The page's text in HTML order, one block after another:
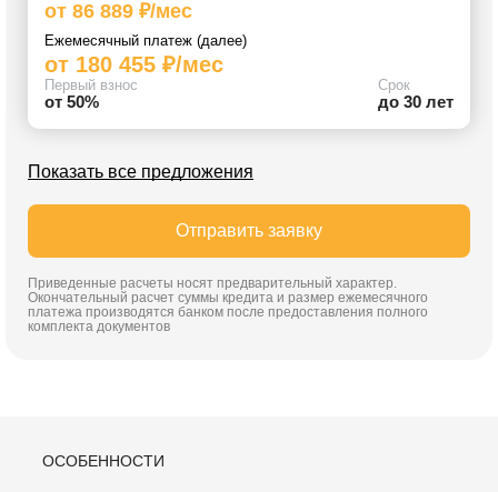
от 86 889 ₽/мес
Ежемесячный платеж (далее)
от 180 455 ₽/мес
Первый взнос
от 50%
Срок
до 30 лет
Показать все предложения
Отправить заявку
Приведенные расчеты носят предварительный характер.
Окончательный расчет суммы кредита и размер ежемесячного
платежа производятся банком после предоставления полного
комплекта документов
ОСОБЕННОСТИ